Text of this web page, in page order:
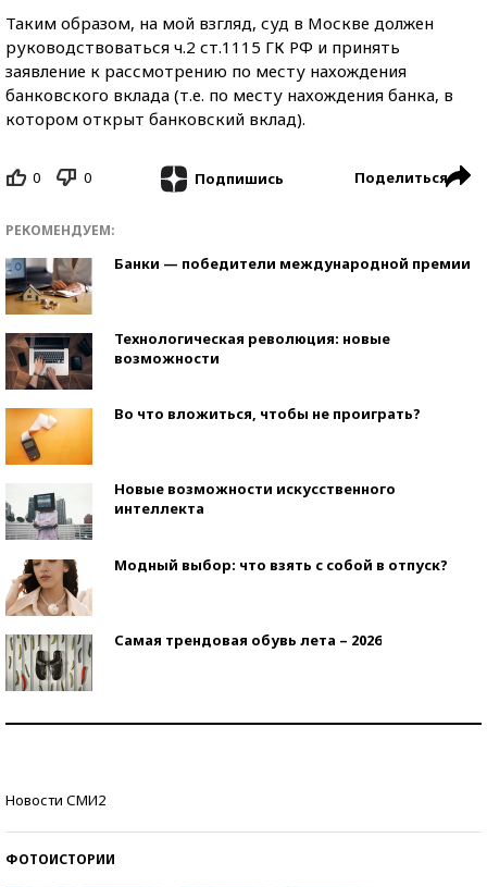
Таким образом, на мой взгляд, суд в Москве должен
руководствоваться ч.2 ст.1115 ГК РФ и принять
заявление к рассмотрению по месту нахождения
банковского вклада (т.е. по месту нахождения банка, в
котором открыт банковский вклад).
0 0 Подпишись Поделиться
РЕКОМЕНДУЕМ:
Банки — победители международной премии
Технологическая революция: новые
возможности
Во что вложиться, чтобы не проиграть?
Новые возможности искусственного
интеллекта
Модный выбор: что взять с собой в отпуск?
Самая трендовая обувь лета – 2026
Новости СМИ2
ФОТОИСТОРИИ